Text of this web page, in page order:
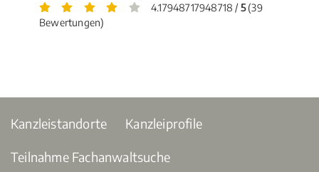
4.17948717948718 / 5(39
Bewertungen)
Kanzleistandorte Kanzleiprofile
Teilnahme Fachanwaltsuche